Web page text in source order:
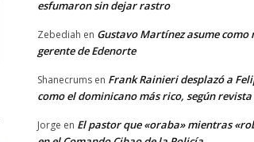
esfumaron sin dejar rastro
Zebediah en Gustavo Martínez asume como
gerente de Edenorte
Shanecrums en Frank Rainieri desplazó a
como el dominicano más rico, según revista
Jorge en El pastor que «oraba» mientras